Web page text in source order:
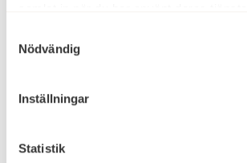
Nödvändig
Inställningar
Statistik